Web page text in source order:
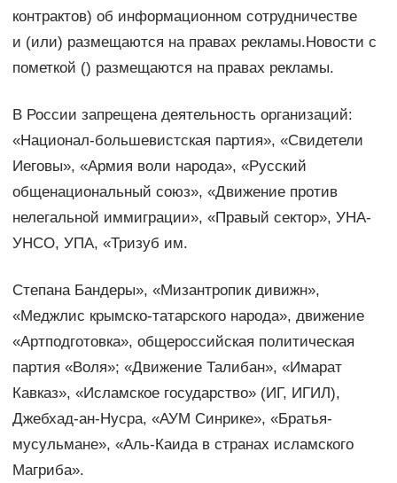
контрактов) об информационном сотрудничестве
и (или) размещаются на правах рекламы.Новости с
пометкой () размещаются на правах рекламы.
В России запрещена деятельность организаций:
«Национал-большевистская партия», «Свидетели
Иеговы», «Армия воли народа», «Русский
общенациональный союз», «Движение против
нелегальной иммиграции», «Правый сектор», УНА-
УНСО, УПА, «Тризуб им.
Степана Бандеры», «Мизантропик дивижн»,
«Меджлис крымско-татарского народа», движение
«Артподготовка», общероссийская политическая
партия «Воля»; «Движение Талибан», «Имарат
Кавказ», «Исламское государство» (ИГ, ИГИЛ),
Джебхад-ан-Нусра, «АУМ Синрике», «Братья-
мусульмане», «Аль-Каида в странах исламского
Магриба».